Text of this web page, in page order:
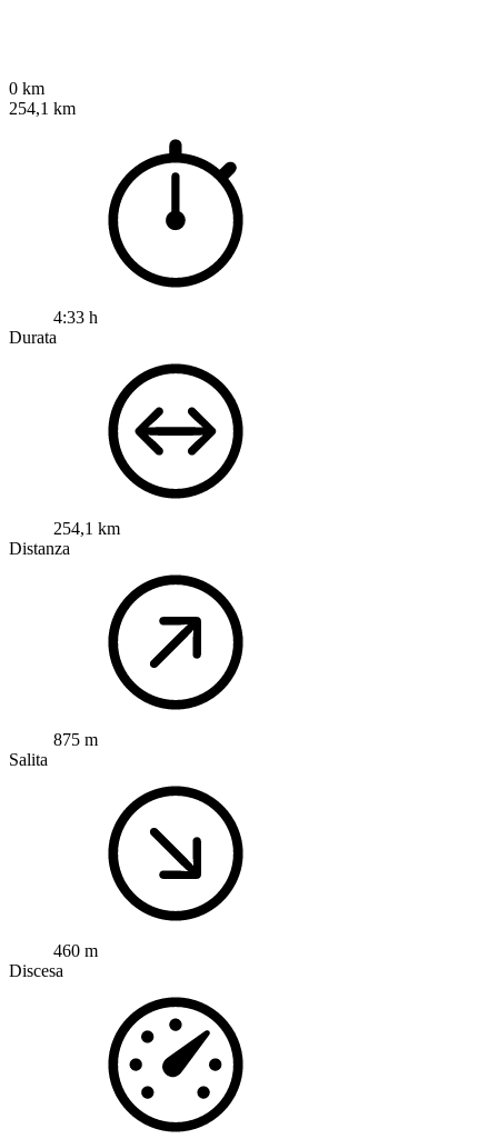
0 km
254,1 km
4:33 h
Durata
254,1 km
Distanza
875 m
Salita
460 m
Discesa